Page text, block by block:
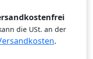
die USt. an der
.